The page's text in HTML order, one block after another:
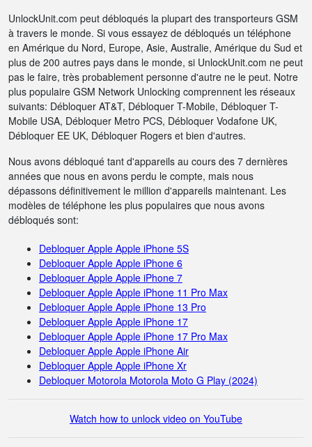
UnlockUnit.com peut débloqués la plupart des transporteurs GSM
à travers le monde. Si vous essayez de débloqués un téléphone
en Amérique du Nord, Europe, Asie, Australie, Amérique du Sud et
plus de 200 autres pays dans le monde, si UnlockUnit.com ne peut
pas le faire, très probablement personne d'autre ne le peut. Notre
plus populaire GSM Network Unlocking comprennent les réseaux
suivants: Débloquer AT&T, Débloquer T-Mobile, Débloquer T-
Mobile USA, Débloquer Metro PCS, Débloquer Vodafone UK,
Débloquer EE UK, Débloquer Rogers et bien d'autres.
Nous avons débloqué tant d'appareils au cours des 7 dernières
années que nous en avons perdu le compte, mais nous
dépassons définitivement le million d'appareils maintenant. Les
modèles de téléphone les plus populaires que nous avons
débloqués sont:
Debloquer Apple Apple iPhone 5S
Debloquer Apple Apple iPhone 6
Debloquer Apple Apple iPhone 7
Debloquer Apple Apple iPhone 11 Pro Max
Debloquer Apple Apple iPhone 13 Pro
Debloquer Apple Apple iPhone 17
Debloquer Apple Apple iPhone 17 Pro Max
Debloquer Apple Apple iPhone Air
Debloquer Apple Apple iPhone Xr
Debloquer Motorola Motorola Moto G Play (2024)
Watch how to unlock video on YouTube